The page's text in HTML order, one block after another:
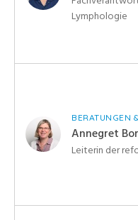
Lymphologie
BERATUNGEN
Annegret
Leiterin der